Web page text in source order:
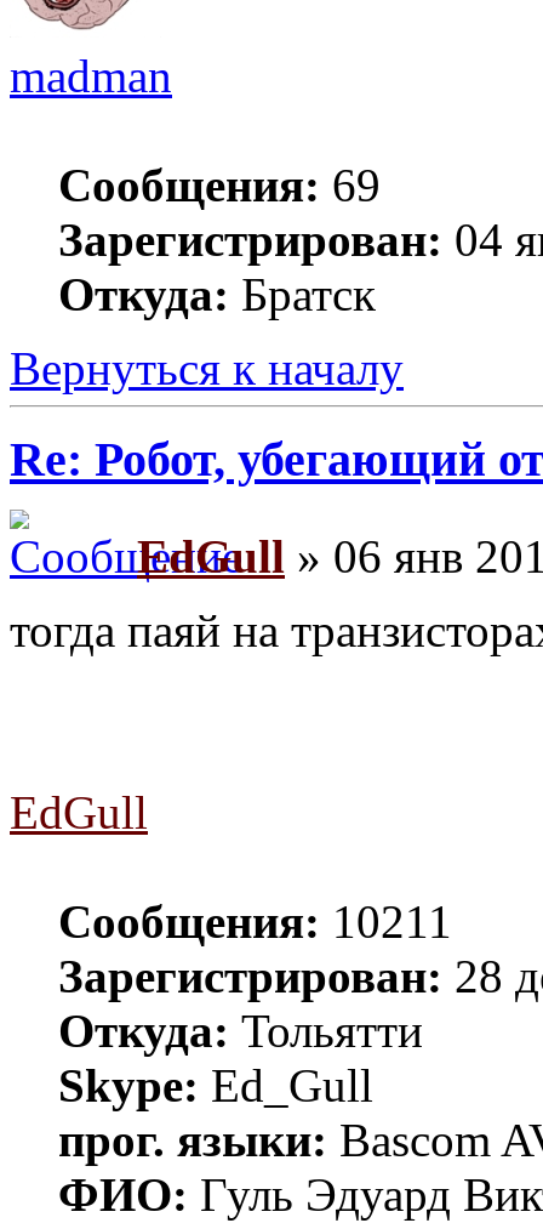
madman
Сообщения: 69
Зарегистрирован: 04
Откуда: Братск
Вернуться к началу
Re: Робот, убегающий
EdGull » 06 янв
тогда паяй на
EdGull
Сообщения: 10211
Зарегистрирован: 28
Откуда: Тольятти
Skype: Ed_Gull
прог. языки: Bascom
ФИО: Гуль Эдуард